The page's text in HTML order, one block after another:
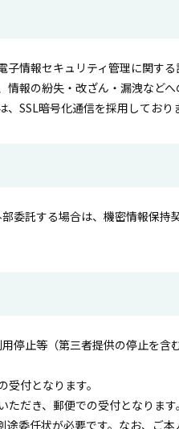
子情報セキュリティ管理に関す
情報の紛失・改ざん・漏洩など
SSL暗号化通信を採用しており
委託する場合は、機密情報保
停止等（第三者提供の停止を
受付となります。
ただき、郵便での受付となりま
委任状が必要です。なお、ご